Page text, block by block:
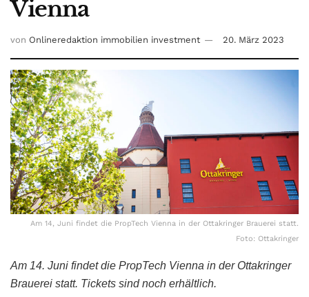
Vienna
von Onlineredaktion immobilien investment 20. März 2023
Am 14, Juni findet die PropTech Vienna in der Ottakringer Brauerei statt.
Foto: Ottakringer
Am 14. Juni findet die PropTech Vienna in der Ottakringer
Brauerei statt. Tickets sind noch erhältlich.